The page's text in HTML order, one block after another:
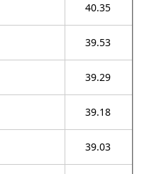
40.35
39.53
39.29
39.18
39.03